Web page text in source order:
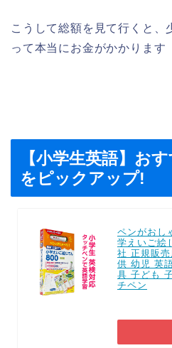
こうして総額を見て行くと、
って本当にお金がかかります
【小学生英語】お
をピックアップ!
ペンがおし
学えいご絵
社 正規販
供 幼児 英
具 子ども
チペン